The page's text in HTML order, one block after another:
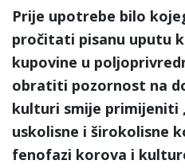
Prije upotrebe bilo
pročitati pisanu uputu
kupovine u
obratiti pozornost na
kulturi smije primijeniti
uskolisne i širokolisne
fenofazi korova i